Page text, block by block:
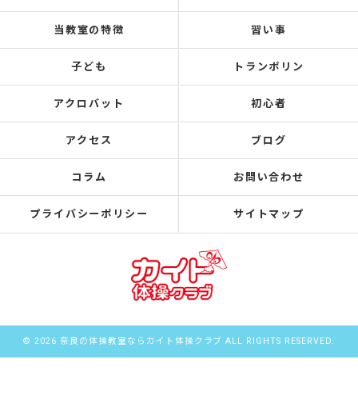
当教室の特徴 習い事
子ども トランポリン
アクロバット 初心者
アクセス ブログ
コラム お問い合わせ
プライバシーポリシー サイトマップ
© 2026 奈良の体操教室ならカイト体操クラブ ALL RIGHTS RESERVED.